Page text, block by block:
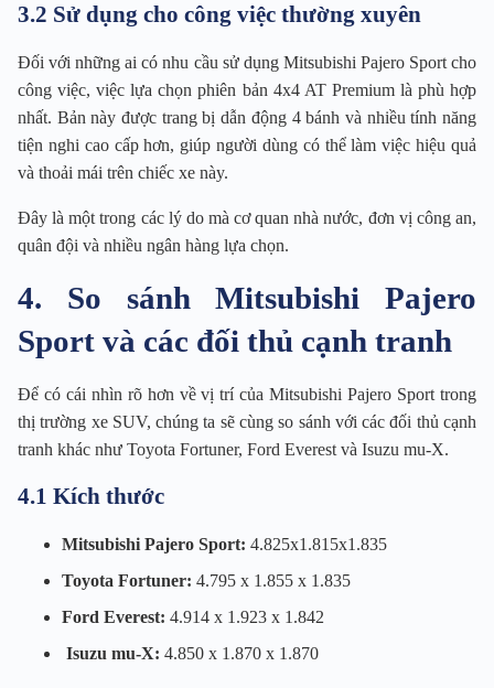
3.2 Sử dụng cho công việc thường xuyên
Đối với những ai có nhu cầu sử dụng Mitsubishi Pajero Sport cho
công việc, việc lựa chọn phiên bản 4x4 AT Premium là phù hợp
nhất. Bản này được trang bị dẫn động 4 bánh và nhiều tính năng
tiện nghi cao cấp hơn, giúp người dùng có thể làm việc hiệu quả
và thoải mái trên chiếc xe này.
Đây là một trong các lý do mà cơ quan nhà nước, đơn vị công an,
quân đội và nhiều ngân hàng lựa chọn.
4. So sánh Mitsubishi Pajero
Sport và các đối thủ cạnh tranh
Để có cái nhìn rõ hơn về vị trí của Mitsubishi Pajero Sport trong
thị trường xe SUV, chúng ta sẽ cùng so sánh với các đối thủ cạnh
tranh khác như Toyota Fortuner, Ford Everest và Isuzu mu-X.
4.1 Kích thước
Mitsubishi Pajero Sport: 4.825x1.815x1.835
Toyota Fortuner: 4.795 x 1.855 x 1.835
Ford Everest: 4.914 x 1.923 x 1.842
Isuzu mu-X: 4.850 x 1.870 x 1.870